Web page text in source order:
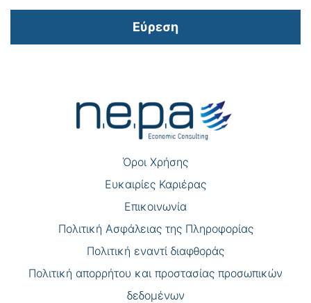
Εύρεση
Όροι Χρήσης
Eυκαιρίες Καριέρας
Επικοινωνία
Πολιτική Ασφάλειας της Πληροφορίας
Πολιτική εναντί διαφθοράς
Πολιτική απορρήτου και προστασίας προσωπικών
δεδομένων